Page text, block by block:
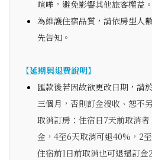
喧嘩，避免影響其他旅客權益。
為維護住宿品質，請依房型人
先告知。
【延期與退費說明】
匯款後若因故欲更改日期，請
三個月，否則訂金沒收、恕不
取消訂房：住宿日7天前取消
金，4至6天取消可退40%，2
住宿前1日前取消也可退還訂